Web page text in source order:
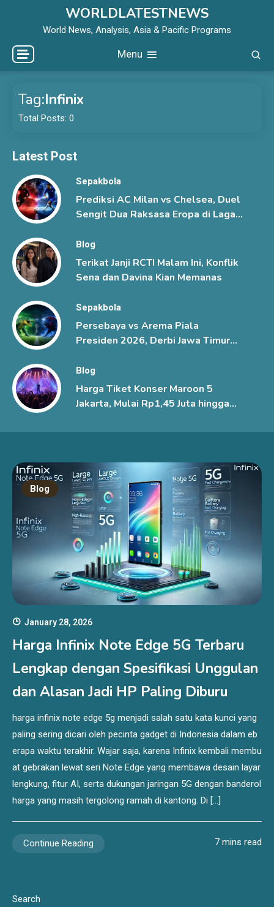
WORLDLATESTNEWS
World News, Analysis, Asia & Pacific Programs
Menu
Tag:Infinix
Total Posts: 0
Latest Post
Sepakbola
Prediksi AC Milan vs Chelsea, Duel
Sengit Dua Raksasa Eropa di Laga
Blog
Terikat Janji RCTI Malam Ini, Konflik
Sena dan Davina Kian Memanas
Sepakbola
Persebaya vs Arema Piala
Presiden 2026, Derbi Jawa Timur
Blog
Harga Tiket Konser Maroon 5
Jakarta, Mulai Rp1,45 Juta hingga
Blog
January 28, 2026
Harga Infinix Note Edge 5G Terbaru
Lengkap dengan Spesifikasi Unggulan
dan Alasan Jadi HP Paling Diburu
harga infinix note edge 5g menjadi salah satu kata kunci yang
paling sering dicari oleh pecinta gadget di Indonesia dalam eb
erapa waktu terakhir. Wajar saja, karena Infinix kembali membu
at gebrakan lewat seri Note Edge yang membawa desain layar
lengkung, fitur AI, serta dukungan jaringan 5G dengan banderol
harga yang masih tergolong ramah di kantong. Di […]
Continue Reading 7 mins read
Search